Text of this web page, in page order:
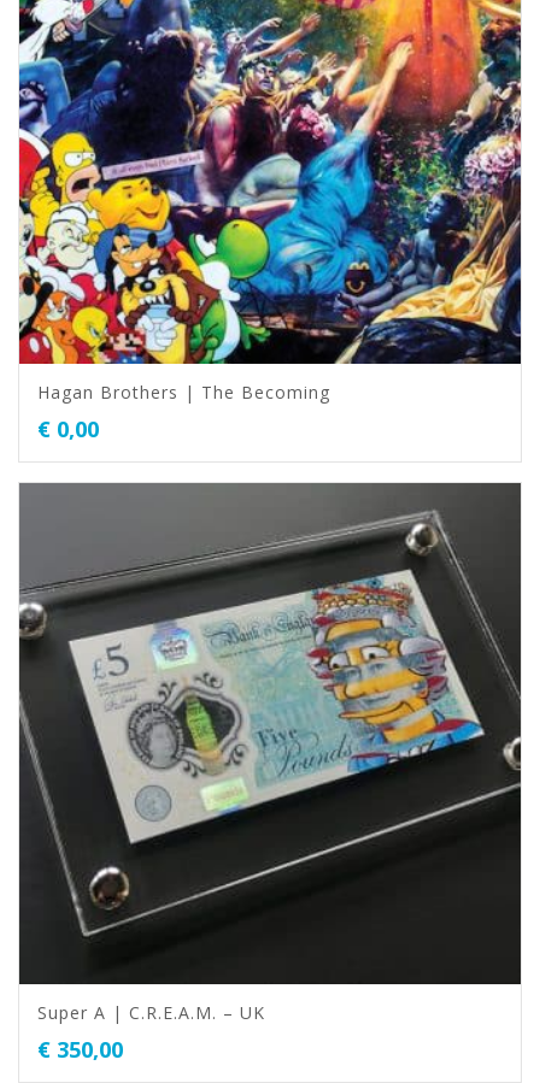
Hagan Brothers | The Becoming
€ 0,00
Super A | C.R.E.A.M. – UK
€ 350,00